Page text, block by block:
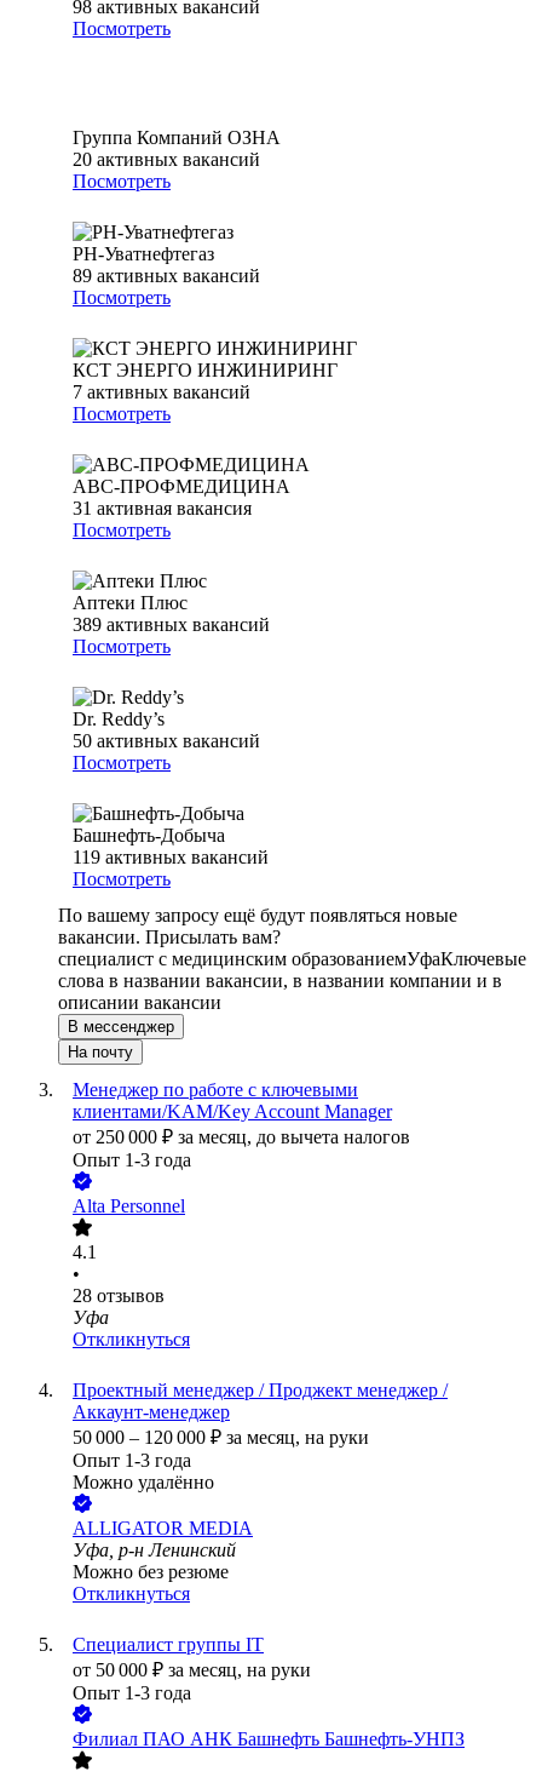
98 активных вакансий
Посмотреть
Группа Компаний ОЗНА
20 активных вакансий
Посмотреть
РН-Уватнефтегаз
89 активных вакансий
Посмотреть
КСТ ЭНЕРГО ИНЖИНИРИНГ
7 активных вакансий
Посмотреть
АВС-ПРОФМЕДИЦИНА
31 активная вакансия
Посмотреть
Аптеки Плюс
389 активных вакансий
Посмотреть
Dr. Reddy’s
50 активных вакансий
Посмотреть
Башнефть-Добыча
119 активных вакансий
Посмотреть
По вашему запросу ещё будут появляться новые
вакансии. Присылать вам?
специалист с медицинским образованиемУфаКлючевые
слова в названии вакансии, в названии компании и в
описании вакансии
В мессенджер
На почту
Менеджер по работе с ключевыми
клиентами/KAM/Key Account Manager
от 250 000 ₽ за месяц, до вычета налогов
Опыт 1-3 года
Alta Personnel
4.1
•
28 отзывов
Уфа
Откликнуться
Проектный менеджер / Проджект менеджер /
Аккаунт-менеджер
50 000 – 120 000 ₽ за месяц, на руки
Опыт 1-3 года
Можно удалённо
ALLIGATOR MEDIA
Уфа, р-н Ленинский
Можно без резюме
Откликнуться
Специалист группы IT
от 50 000 ₽ за месяц, на руки
Опыт 1-3 года
Филиал ПАО АНК Башнефть Башнефть-УНПЗ